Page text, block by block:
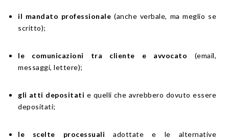
il mandato professionale (anche verbale, ma meglio se
scritto);
le comunicazioni tra cliente e avvocato (email,
messaggi, lettere);
gli atti depositati e quelli che avrebbero dovuto essere
depositati;
le scelte processuali adottate e le alternative